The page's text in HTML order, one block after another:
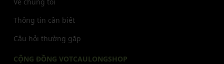
Thông tin cần biết
Câu hỏi thường gặp
CỘNG ĐỒNG VOTCAULONGSHOP